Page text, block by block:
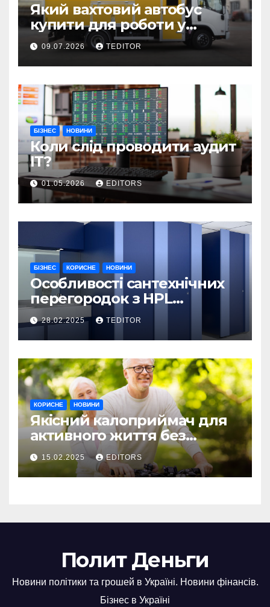
Який вахтовий автобус
купити для роботи у
складних умовах
експлуатації?
09.07.2026 TEDITOR
БІЗНЕС НОВИНИ
Коли слід проводити аудит
ІТ?
01.05.2026 EDITORS
БІЗНЕС КОРИСНЕ НОВИНИ
Особливості сантехнічних
перегородок з HPL
пластику та полікарбонату
28.02.2025 TEDITOR
КОРИСНЕ НОВИНИ
Якісний калоприймач для
активного життя без
обмежень
15.02.2025 EDITORS
Полит Деньги
Новини політики та грошей в Україні. Новини фінансів.
Бізнес в Україні